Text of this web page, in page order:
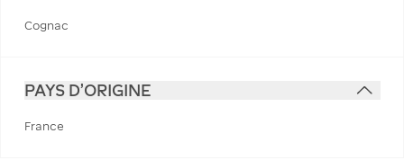
Cognac
PAYS D'ORIGINE
France